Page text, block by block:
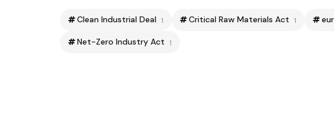
Clean Industrial Deal 1 Critical Raw Materials Act 1
Net-Zero Industry Act 1